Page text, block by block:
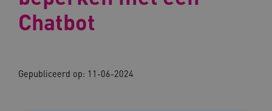
Chatbot
Gepubliceerd op: 11-06-2024